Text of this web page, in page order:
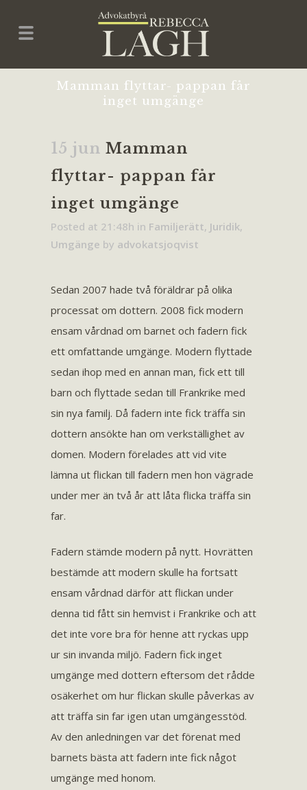
Mamman flyttar- pappan får
inget umgänge
15 jun Mamman
flyttar- pappan får
inget umgänge
Posted at 21:48h in Familjerätt, Juridik,
Umgänge by advokatsjoqvist
Sedan 2007 hade två föräldrar på olika
processat om dottern. 2008 fick modern
ensam vårdnad om barnet och fadern fick
ett omfattande umgänge. Modern flyttade
sedan ihop med en annan man, fick ett till
barn och flyttade sedan till Frankrike med
sin nya familj. Då fadern inte fick träffa sin
dottern ansökte han om verkställighet av
domen. Modern förelades att vid vite
lämna ut flickan till fadern men hon vägrade
under mer än två år att låta flicka träffa sin
far.
Fadern stämde modern på nytt. Hovrätten
bestämde att modern skulle ha fortsatt
ensam vårdnad därför att flickan under
denna tid fått sin hemvist i Frankrike och att
det inte vore bra för henne att ryckas upp
ur sin invanda miljö. Fadern fick inget
umgänge med dottern eftersom det rådde
osäkerhet om hur flickan skulle påverkas av
att träffa sin far igen utan umgängesstöd.
Av den anledningen var det förenat med
barnets bästa att fadern inte fick något
umgänge med honom.